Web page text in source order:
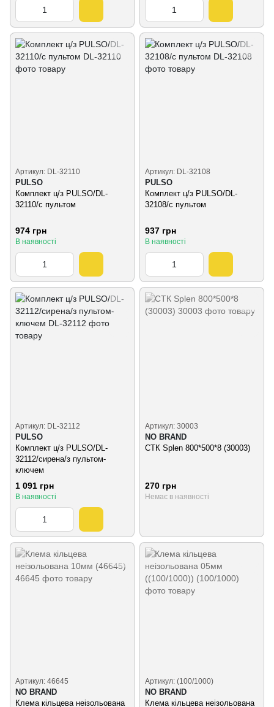
Артикул: DL-32110
PULSO
Комплект ц/з PULSO/DL-
32110/с пультом
974 грн
В наявності
Артикул: DL-32108
PULSO
Комплект ц/з PULSO/DL-
32108/с пультом
937 грн
В наявності
Артикул: DL-32112
PULSO
Комплект ц/з PULSO/DL-
32112/сирена/з пультом-
ключем
1 091 грн
В наявності
Артикул: 30003
NO BRAND
СТК Splen 800*500*8 (30003)
270 грн
Немає в наявності
Артикул: 46645
NO BRAND
Клема кільцева неізольована
Артикул: (100/1000)
NO BRAND
Клема кільцева неізольована